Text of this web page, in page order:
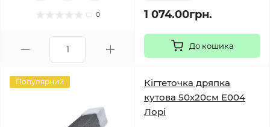
0 1 074.00грн.
До кошика
Популярний
Кігтеточка дряпка
кутова 50х20см Е004
Лорі